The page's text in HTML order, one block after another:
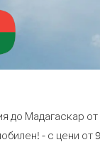
до Мадагаскар
- с цени от